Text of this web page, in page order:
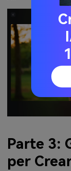
Parte 3:
per